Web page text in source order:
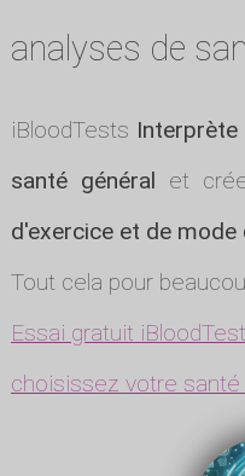
analyses de
iBloodTests
santé général et
d'exercice et de mode
Tout cela pour
Essai gratuit
choisissez votre